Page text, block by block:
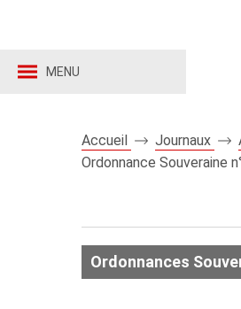
MENU
Accueil Journaux
Ordonnance Souveraine
Ordonnances